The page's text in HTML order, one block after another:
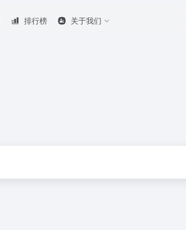
排行榜 关于我们